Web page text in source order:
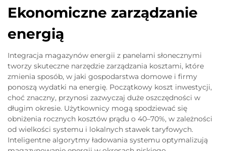
Ekonomiczne zarządzanie
energią
Integracja magazynów energii z panelami słonecznymi
tworzy skuteczne narzędzie zarządzania kosztami, które
zmienia sposób, w jaki gospodarstwa domowe i firmy
ponoszą wydatki na energię. Początkowy koszt inwestycji,
choć znaczny, przynosi zazwyczaj duże oszczędności w
długim okresie. Użytkownicy mogą spodziewać się
obniżenia rocznych kosztów prądu o 40–70%, w zależności
od wielkości systemu i lokalnych stawek taryfowych.
Inteligentne algorytmy ładowania systemu optymalizują